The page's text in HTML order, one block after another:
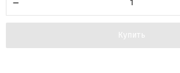
Купить